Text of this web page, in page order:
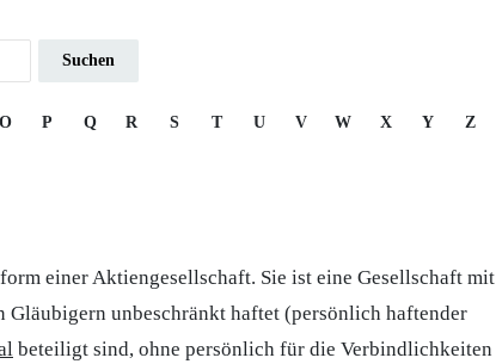
Suchen
O P Q R S T U V W X Y Z
einer Aktiengesellschaft. Sie ist eine Gesellschaft mit
Gläubigern unbeschränkt haftet (persönlich haftender
beteiligt sind, ohne persönlich für die Verbindlichkeiten